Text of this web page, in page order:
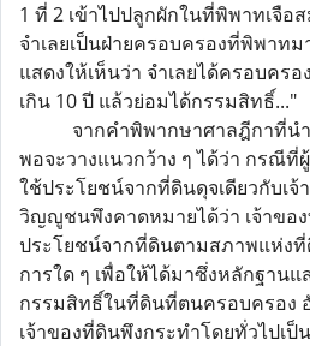
1 ที่ 2 เข้าไปปลูกผักในที่พิพาทเจือ
จำเลยเป็นฝ่ายครอบครองที่พิพาท
แสดงให้เห็นว่า จำเลยได้ครอบคร
เกิน 10 ปี แล้วย่อมได้กรรมสิทธิ์..."
จากคำพิพากษาศาลฎีกาที่นำม
พอจะวางแนวกว้าง ๆ ได้ว่า กรณีที่
ใช้ประโยชน์จากที่ดินดุจเดียวกับเ
วิญญูชนพึงคาดหมายได้ว่า เจ้าขอ
ประโยชน์จากที่ดินตามสภาพแห่ง
การใด ๆ เพื่อให้ได้มาซึ่งหลักฐาน
กรรมสิทธิ์ในที่ดินที่ตนครอบครอง
เจ้าของที่ดินพึงกระทำโดยทั่วไปเป็